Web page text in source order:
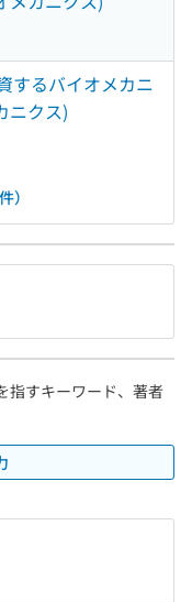
するバイオメカニ
ニクス)
）
指すキーワード、著者